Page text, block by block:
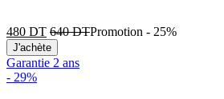
480 DT 640DTPromotion - 25%
J'achète
Garantie 2 ans
- 29%